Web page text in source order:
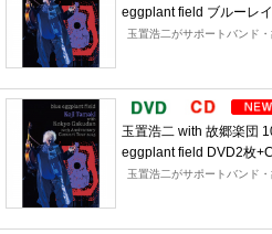
eggplant field ブルーレ
玉置浩二がサポートバンド
玉置浩二 with 故郷楽団
eggplant field DVD2枚
玉置浩二がサポートバンド